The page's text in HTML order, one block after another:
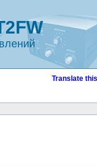
Translate